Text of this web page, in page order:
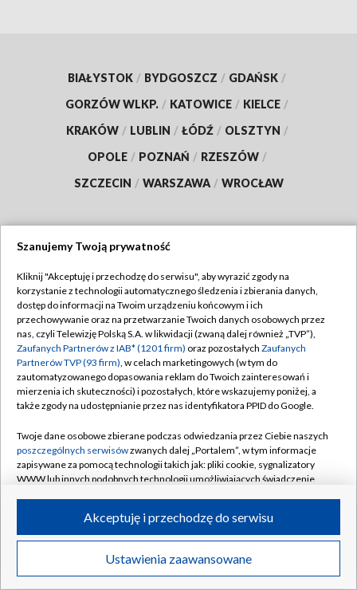
BIAŁYSTOK / BYDGOSZCZ / GDAŃSK /
GORZÓW WLKP. / KATOWICE / KIELCE /
KRAKÓW / LUBLIN / ŁÓDŹ / OLSZTYN /
OPOLE / POZNAŃ / RZESZÓW /
SZCZECIN / WARSZAWA / WROCŁAW
TVP
Abonament TVP
Emisja w TVP
Centrum informacji TVP
Naziemna Telewizja Cyfrowa
Rada Programowa
System NOS
Informacje o nadawcy
Program dla prasy
Ogłoszenie przetargowe
Regulamin TVP
Polityka prywatności
Moje zgody
Pomoc
Kontakt
Kanały
©2026 Telewizja Polska S.A. w likwidacji
Szanujemy Twoją prywatność
Kliknij "Akceptuję i przechodzę do serwisu", aby wyrazić zgody na
korzystanie z technologii automatycznego śledzenia i zbierania danych,
dostęp do informacji na Twoim urządzeniu końcowym i ich
przechowywanie oraz na przetwarzanie Twoich danych osobowych przez
nas, czyli Telewizję Polską S.A. w likwidacji (zwaną dalej również „TVP”),
Zaufanych Partnerów z IAB* (1201 firm) oraz pozostałych Zaufanych
Partnerów TVP (93 firm), w celach marketingowych (w tym do
zautomatyzowanego dopasowania reklam do Twoich zainteresowań i
mierzenia ich skuteczności) i pozostałych, które wskazujemy poniżej, a
także zgody na udostępnianie przez nas identyfikatora PPID do Google.
Twoje dane osobowe zbierane podczas odwiedzania przez Ciebie naszych
poszczególnych serwisówzwanych dalej „Portalem”, w tym informacje
zapisywane za pomocą technologii takich jak: pliki cookie, sygnalizatory
WWW lub innych podobnych technologii umożliwiających świadczenie
ruchu w Internecie.
Twoje dane osobowe zbierane podczas odwiedzania przez Ciebie
poszczególnych serwisówna Portalu, takie jak adresy IP, identyfikatory
Ustawienia zaawansowane
Akceptuję i przechodzę do serwisu